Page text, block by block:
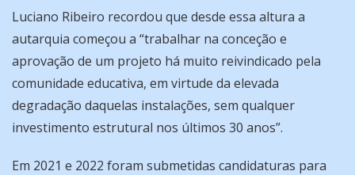
Luciano Ribeiro recordou que desde essa altura a
autarquia começou a “trabalhar na conceção e
aprovação de um projeto há muito reivindicado pela
comunidade educativa, em virtude da elevada
degradação daquelas instalações, sem qualquer
investimento estrutural nos últimos 30 anos”.
Em 2021 e 2022 foram submetidas candidaturas para